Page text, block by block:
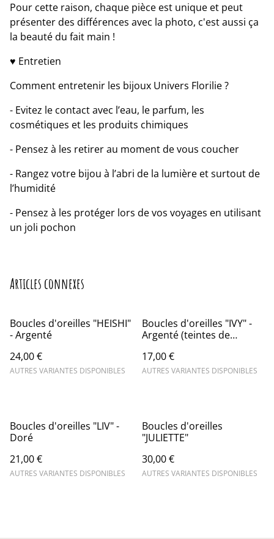
Pour cette raison, chaque pièce est unique et peut
présenter des différences avec la photo, c'est aussi ça
la beauté du fait main !
♥ Entretien
Comment entretenir les bijoux Univers Florilie ?
- Evitez le contact avec l’eau, le parfum, les
cosmétiques et les produits chimiques
- Pensez à les retirer au moment de vous coucher
- Rangez votre bijou à l’abri de la lumière et surtout de
l’humidité
- Pensez à les protéger lors de vos voyages en utilisant
un joli pochon
Articles connexes
Boucles d'oreilles "HEISHI"
- Argenté
24,00 €
AUTRES VARIANTES DISPONIBLES
Boucles d'oreilles "IVY" -
Argenté (teintes de
17,00 €
AUTRES VARIANTES DISPONIBLES
Boucles d'oreilles "LIV" -
Doré
21,00 €
AUTRES VARIANTES DISPONIBLES
Boucles d'oreilles
"JULIETTE"
30,00 €
AUTRES VARIANTES DISPONIBLES